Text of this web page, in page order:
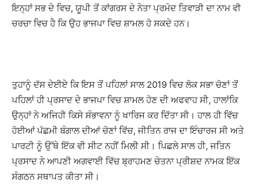
ਇਨ੍ਹਾਂ ਸਭ ਦੇ ਵਿਚ, ਯੂਪੀ ਤੋਂ ਕਾਂਗਰਸ ਦੇ ਨੇਤਾ ਪ੍ਰਮੋਦ ਤਿਵਾੜੀ ਦਾ ਨਾਮ ਵੀ
ਚਰਚਾ ਵਿਚ ਹੈ ਕਿ ਉਹ ਭਾਜਪਾ ਵਿਚ ਸ਼ਾਮਲ ਹੋ ਸਕਦੇ ਹਨ।
ਤੁਹਾਨੂੰ ਦੱਸ ਦੇਈਏ ਕਿ ਇਸ ਤੋਂ ਪਹਿਲਾਂ ਸਾਲ 2019 ਵਿਚ ਲੋਕ ਸਭਾ ਚੋਣਾਂ ਤੋਂ
ਪਹਿਲਾਂ ਹੀ ਪ੍ਰਸਾਦ ਦੇ ਭਾਜਪਾ ਵਿਚ ਸ਼ਾਮਲ ਹੋਣ ਦੀ ਅਫਵਾਹ ਸੀ, ਹਾਲਾਂਕਿ
ਉਨ੍ਹਾਂ ਨੇ ਅਜਿਹੀ ਕਿਸੇ ਸੰਭਾਵਨਾ ਨੂੰ ਖਾਰਿਜ ਕਰ ਦਿੱਤਾ ਸੀ। ਹਾਲ ਹੀ ਵਿੱਚ
ਹੋਈਆਂ ਪੱਛਮੀ ਬੰਗਾਲ ਦੀਆਂ ਚੋਣਾਂ ਵਿੱਚ, ਜੀਤਿਨ ਰਾਜ ਦਾ ਇੰਚਾਰਜ ਸੀ ਅਤੇ
ਪਾਰਟੀ ਨੂੰ ਉੱਥੇ ਇੱਕ ਵੀ ਸੀਟ ਨਹੀਂ ਮਿਲੀ ਸੀ। ਪਿਛਲੇ ਸਾਲ ਹੀ, ਜਤਿਨ
ਪ੍ਰਸਾਦ ਨੇ ਆਪਣੀ ਅਗਵਾਈ ਵਿੱਚ ਬ੍ਰਾਹਮਣ ਚੇਤਨਾ ਪ੍ਰੀਸ਼ਦ ਨਾਮਕ ਇੱਕ
ਸੰਗਠਨ ਸਥਾਪਤ ਕੀਤਾ ਸੀ।